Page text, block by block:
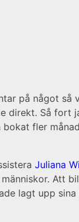
på något
Så fort
fler
Juliana
Att
lagt upp